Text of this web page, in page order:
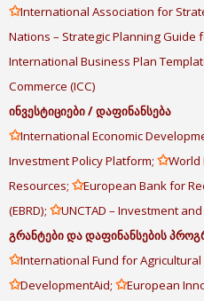
✩International Association for
Nations – Strategic Planning Guide
International Business Plan
Commerce (ICC)
ინვესტიციები/დაფინანსება
✩International Economic
Investment Policy Platform; ✩World
Resources; ✩European Bank for
(EBRD); ✩UNCTAD – Investment
გრანტებიდადაფინანსების
✩International Fund for Agricultural
✩DevelopmentAid; ✩European